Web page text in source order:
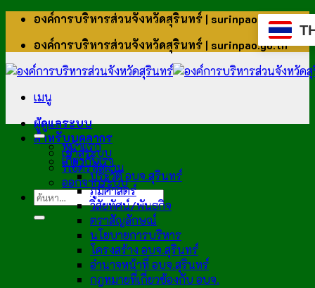
ข้าม
เนื้อหา
องค์การบริหารส่วนจังหวัดสุรินทร์ | surinpao.go.th
องค์การบริหารส่วนจังหวัดสุรินทร์ | surinpao.go.th
เมนู
ผู้ดูแลระบบ
สำหรับบุคลากร
เข้าสู่ระบบ
รีเซ็ตรหัสผ่าน
ออกจากระบบ
หน้าแรก
เกี่ยวกับเรา
ประวัติ อบจ.สุรินทร์
ภูมิศาสตร์
วิสัยทัศน์/พันธกิจ
ตราสัญลักษณ์
นโยบายการบริหาร
โครงสร้าง อบจ.สุรินทร์
อำนาจหน้าที่ อบจ.สุรินทร์
กฎหมายที่เกี่ยวข้องกับ อบจ.